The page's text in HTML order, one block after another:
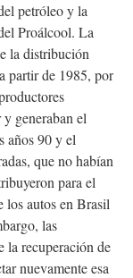
petróleo y la
Proálcool. La
la distribución
partir de 1985, por
generaban el
años 90 y el
que no habían
para el
los autos en Brasil
las
la recuperación de
nuevamente esa